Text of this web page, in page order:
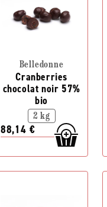
Belledonne
Cranberries
chocolat noir 57%
bio
2 kg
88,14 €